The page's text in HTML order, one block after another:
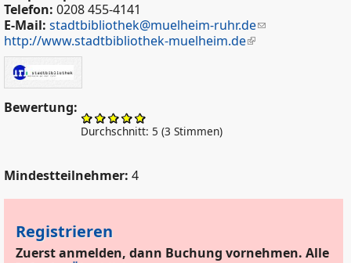
Telefon: 0208 455-4141
E-Mail: stadtbibliothek@muelheim-ruhr.de
http://www.stadtbibliothek-muelheim.de
Bewertung:
Durchschnitt: 5 (3 Stimmen)
Mindestteilnehmer: 4
Registrieren
Zuerst anmelden, dann Buchung vornehmen. Alle